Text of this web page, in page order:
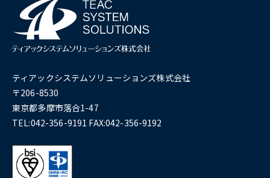
ティアックシステムソリューションズ株式会社
〒206-8530
東京都多摩市落合1-47
TEL:042-356-9191 FAX:042-356-9192